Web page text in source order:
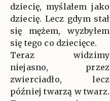
dziecię, myślałem jako
dziecię. Lecz gdym stał
się mężem, wyzbyłem
się tego co dziecięce.
Teraz widzimy
niejasno, przez
zwierciadło, lecz
później twarzą w twarz.